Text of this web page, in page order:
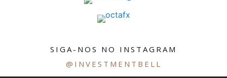
SIGA-NOS NO INSTAGRAM
@INVESTMENTBELL